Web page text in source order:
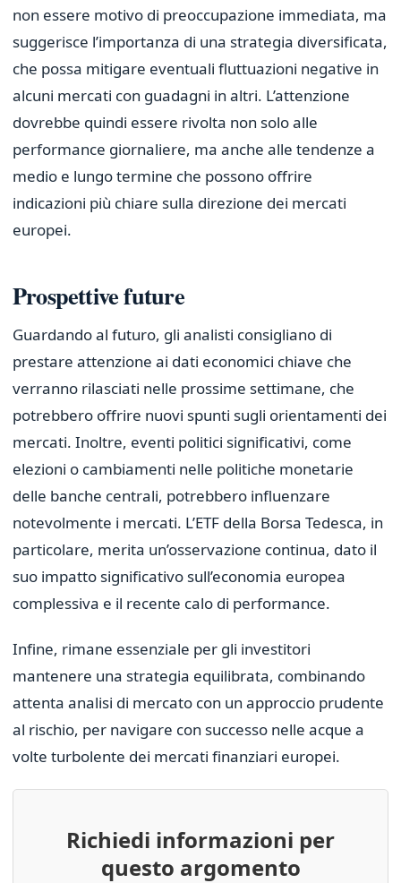
non essere motivo di preoccupazione immediata, ma
suggerisce l’importanza di una strategia diversificata,
che possa mitigare eventuali fluttuazioni negative in
alcuni mercati con guadagni in altri. L’attenzione
dovrebbe quindi essere rivolta non solo alle
performance giornaliere, ma anche alle tendenze a
medio e lungo termine che possono offrire
indicazioni più chiare sulla direzione dei mercati
europei.
Prospettive future
Guardando al futuro, gli analisti consigliano di
prestare attenzione ai dati economici chiave che
verranno rilasciati nelle prossime settimane, che
potrebbero offrire nuovi spunti sugli orientamenti dei
mercati. Inoltre, eventi politici significativi, come
elezioni o cambiamenti nelle politiche monetarie
delle banche centrali, potrebbero influenzare
notevolmente i mercati. L’ETF della Borsa Tedesca, in
particolare, merita un’osservazione continua, dato il
suo impatto significativo sull’economia europea
complessiva e il recente calo di performance.
Infine, rimane essenziale per gli investitori
mantenere una strategia equilibrata, combinando
attenta analisi di mercato con un approccio prudente
al rischio, per navigare con successo nelle acque a
volte turbolente dei mercati finanziari europei.
Richiedi informazioni per
questo argomento